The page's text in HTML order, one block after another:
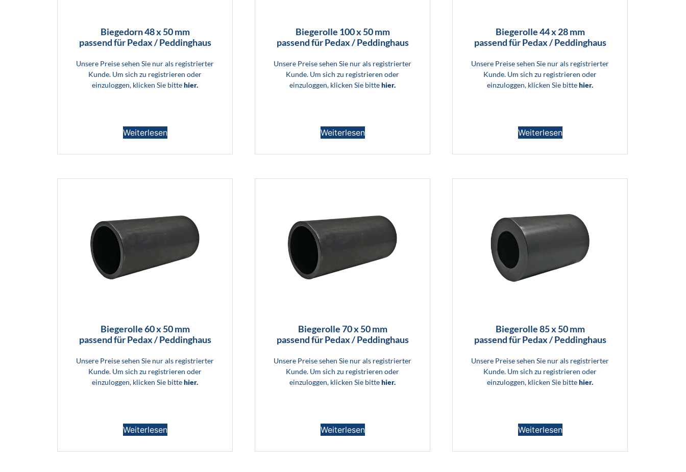
Biegedorn 48 x 50 mm
passend für Pedax / Peddinghaus
Unsere Preise sehen Sie nur als registrierter
Kunde. Um sich zu registrieren oder
einzuloggen, klicken Sie bittehier.
Weiterlesen
Biegerolle 100 x 50 mm
passend für Pedax / Peddinghaus
Unsere Preise sehen Sie nur als registrierter
Kunde. Um sich zu registrieren oder
einzuloggen, klicken Sie bittehier.
Weiterlesen
Biegerolle 44 x 28 mm
passend für Pedax / Peddinghaus
Unsere Preise sehen Sie nur als registrierter
Kunde. Um sich zu registrieren oder
einzuloggen, klicken Sie bittehier.
Weiterlesen
Biegerolle 60 x 50 mm
passend für Pedax / Peddinghaus
Unsere Preise sehen Sie nur als registrierter
Kunde. Um sich zu registrieren oder
einzuloggen, klicken Sie bittehier.
Weiterlesen
Biegerolle 70 x 50 mm
passend für Pedax / Peddinghaus
Unsere Preise sehen Sie nur als registrierter
Kunde. Um sich zu registrieren oder
einzuloggen, klicken Sie bittehier.
Weiterlesen
Biegerolle 85 x 50 mm
passend für Pedax / Peddinghaus
Unsere Preise sehen Sie nur als registrierter
Kunde. Um sich zu registrieren oder
einzuloggen, klicken Sie bittehier.
Weiterlesen